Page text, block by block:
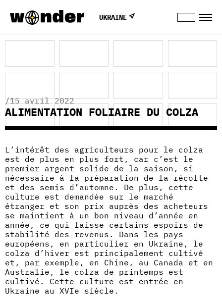
UKRAINE
/15 avril 2022
ALIMENTATION FOLIAIRE DU COLZA
L’intérêt des agriculteurs pour le colza
est de plus en plus fort, car c’est le
premier argent solide de la saison, si
nécessaire à la préparation de la récolte
et des semis d’automne. De plus, cette
culture est demandée sur le marché
étranger et son prix auprès des acheteurs
se maintient à un bon niveau d’année en
année, ce qui laisse certains espoirs de
stabilité des revenus. Dans les pays
européens, en particulier en Ukraine, le
colza d’hiver est principalement cultivé
et, par exemple, en Chine, au Canada et en
Australie, le colza de printemps est
cultivé. Cette culture est entrée en
Ukraine au XVIe siècle.